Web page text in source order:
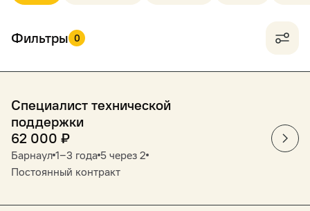
Фильтры 0
Специалист технической
поддержки
62 000 ₽
Барнаул 1‒3 года 5 через 2
Постоянный контракт